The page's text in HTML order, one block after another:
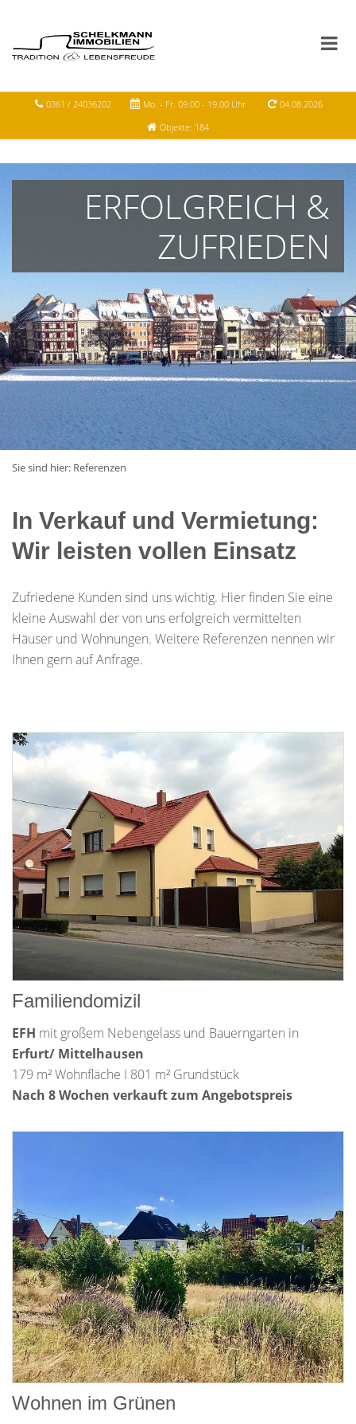
0361 / 24036202 Mo. - Fr. 09.00 - 19.00 Uhr
04.08.2026
Objekte: 184
ERFOLGREICH &
ZUFRIEDEN
Sie sind hier: Referenzen
In Verkauf und Vermietung:
Wir leisten vollen Einsatz
Zufriedene Kunden sind uns wichtig. Hier finden Sie eine
kleine Auswahl der von uns erfolgreich vermittelten
Häuser und Wohnungen. Weitere Referenzen nennen wir
Ihnen gern auf Anfrage.
Familiendomizil
EFH mit großem Nebengelass und Bauerngarten in
Erfurt/ Mittelhausen
179 m² Wohnfläche I 801 m² Grundstück
Nach 8 Wochen verkauft zum Angebotspreis
Wohnen im Grünen